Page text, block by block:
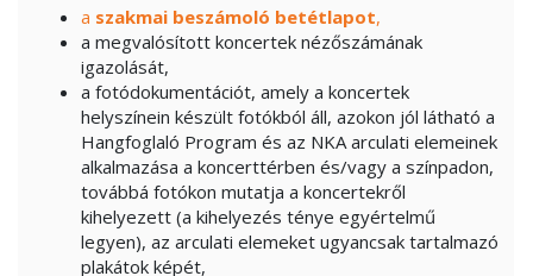
a szakmai beszámoló betétlapot,
a megvalósított koncertek nézőszámának
igazolását,
a fotódokumentációt, amely a koncertek
helyszínein készült fotókból áll, azokon jól látható a
Hangfoglaló Program és az NKA arculati elemeinek
alkalmazása a koncerttérben és/vagy a színpadon,
továbbá fotókon mutatja a koncertekről
kihelyezett (a kihelyezés ténye egyértelmű
legyen), az arculati elemeket ugyancsak tartalmazó
plakátok képét,